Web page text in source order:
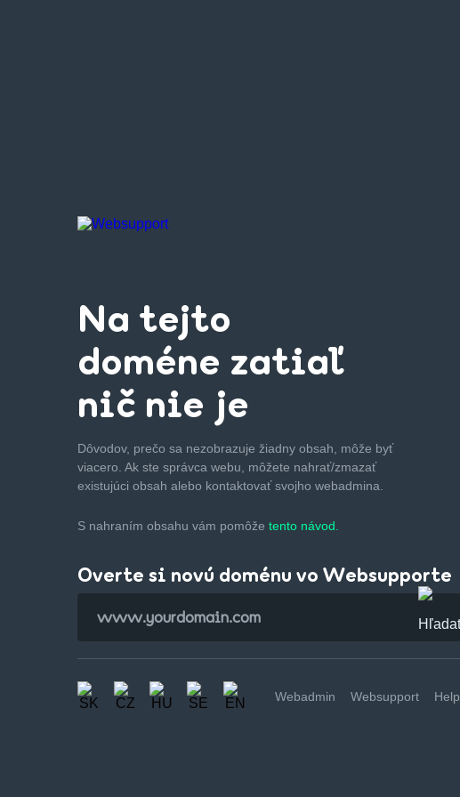
Na tejto
doméne zatiaľ
nič nie je
Dôvodov, prečo sa nezobrazuje žiadny obsah, môže byť
viacero. Ak ste správca webu, môžete nahrať/zmazať
existujúci obsah alebo kontaktovať svojho webadmina.
S nahraním obsahu vám pomôže tento návod.
Overte si novú doménu vo Websupporte
Webadmin Websupport Help